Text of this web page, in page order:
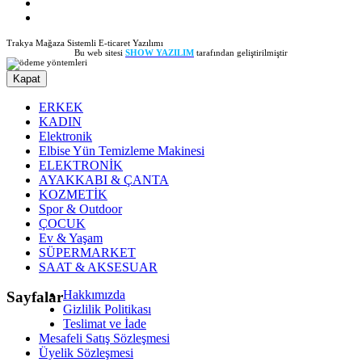
Trakya Mağaza Sistemli E-ticaret Yazılımı
Bu web sitesi SHOW YAZILIM tarafından geliştirilmiştir
Kapat
ERKEK
KADIN
Elektronik
Elbise Yün Temizleme Makinesi
ELEKTRONİK
AYAKKABI & ÇANTA
KOZMETİK
Spor & Outdoor
ÇOCUK
Ev & Yaşam
SÜPERMARKET
SAAT & AKSESUAR
SayfalarHakkımızda
Gizlilik Politikası
Teslimat ve İade
Mesafeli Satış Sözleşmesi
Üyelik Sözleşmesi